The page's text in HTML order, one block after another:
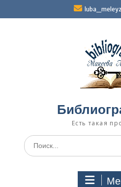
Есть такая
Поиск
по: